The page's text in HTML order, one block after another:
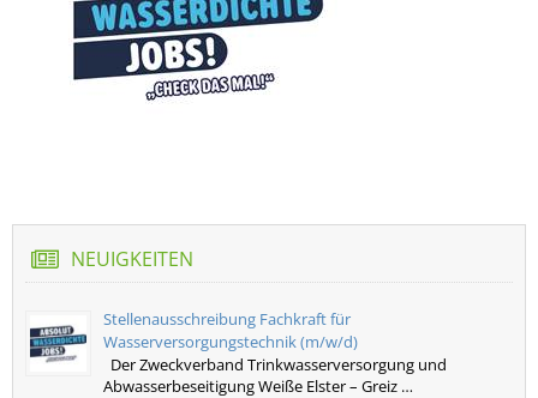
NEUIGKEITEN
Stellenausschreibung Fachkraft für
Wasserversorgungstechnik (m/w/d)
Der Zweckverband Trinkwasserversorgung und
Abwasserbeseitigung Weiße Elster – Greiz …